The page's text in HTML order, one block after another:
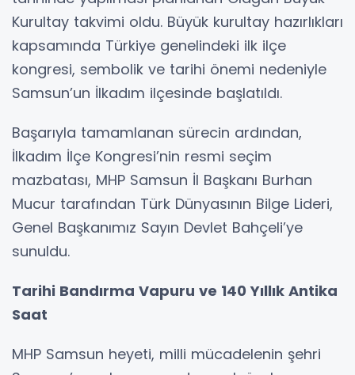
Kurultay takvimi oldu. Büyük kurultay hazırlıkları
kapsamında Türkiye genelindeki ilk ilçe
kongresi, sembolik ve tarihi önemi nedeniyle
Samsun’un İlkadım ilçesinde başlatıldı.
Başarıyla tamamlanan sürecin ardından,
İlkadım İlçe Kongresi’nin resmi seçim
mazbatası, MHP Samsun İl Başkanı Burhan
Mucur tarafından Türk Dünyasının Bilge Lideri,
Genel Başkanımız Sayın Devlet Bahçeli’ye
sunuldu.
Tarihi Bandırma Vapuru ve 140 Yıllık Antika
Saat
MHP Samsun heyeti, milli mücadelenin şehri